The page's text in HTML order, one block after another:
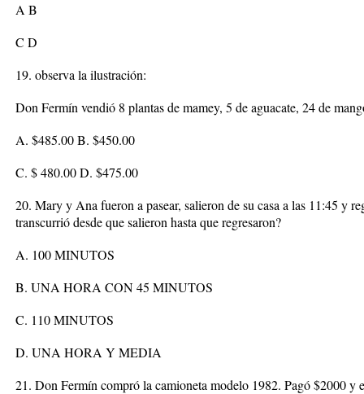
A B
C D
19. observa la ilustración:
Don Fermín vendió 8 plantas de mamey, 5 de aguacate, 24 de
A. $485.00 B. $450.00
C. $ 480.00 D. $475.00
20. Mary y Ana fueron a pasear, salieron de su casa a las 11:45 y
transcurrió desde que salieron hasta que regresaron?
A. 100 MINUTOS
B. UNA HORA CON 45 MINUTOS
C. 110 MINUTOS
D. UNA HORA Y MEDIA
21. Don Fermín compró la camioneta modelo 1982. Pagó $2000 y